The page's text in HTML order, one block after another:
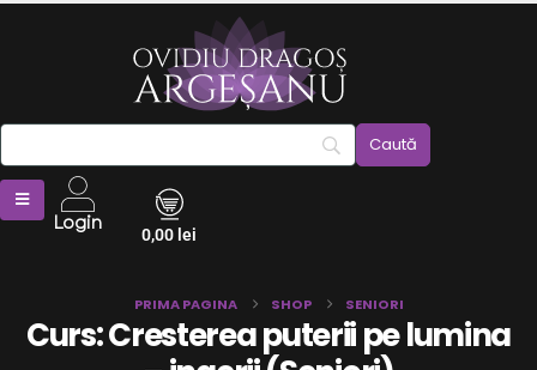
Login 0,00 lei
PRIMA PAGINA SHOP SENIORI
Curs: Cresterea puterii pe lumina